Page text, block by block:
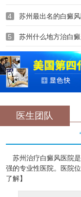
4 苏州最出名的白癜
5 苏州什么地方治白
医生团队
苏州治疗白癜风医院
强的专业性医院。医院
了解】